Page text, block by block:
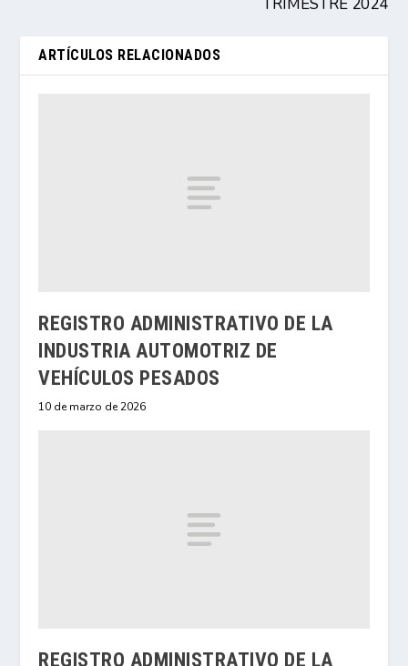
ARTÍCULOS RELACIONADOS
REGISTRO ADMINISTRATIVO DE LA
INDUSTRIA AUTOMOTRIZ DE
VEHÍCULOS PESADOS
10 de marzo de 2026
REGISTRO ADMINISTRATIVO DE LA